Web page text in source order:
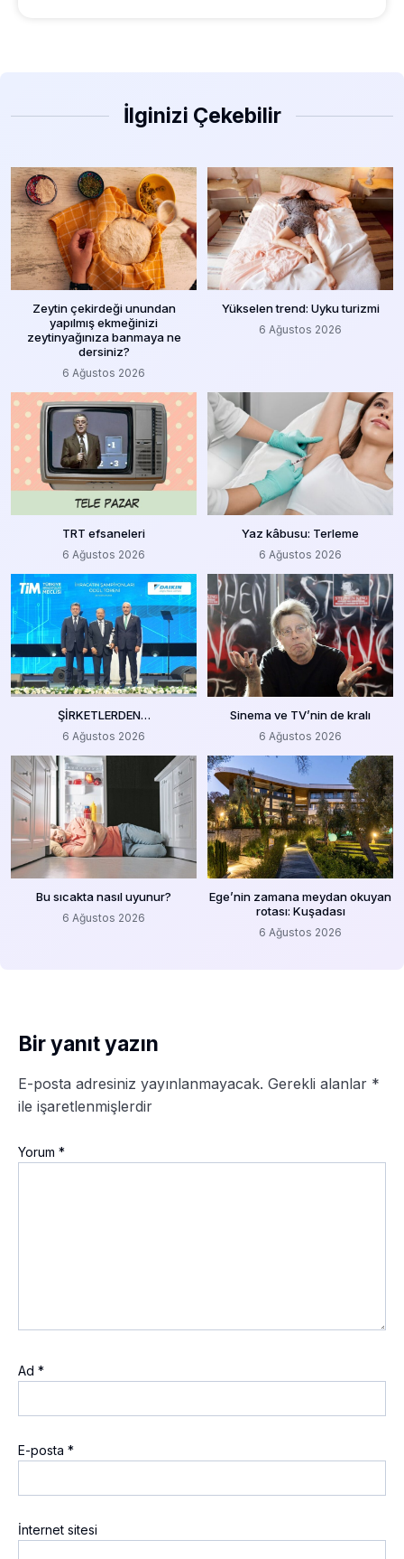
İlginizi Çekebilir
Zeytin çekirdeği unundan
yapılmış ekmeğinizi
zeytinyağınıza banmaya ne
dersiniz?
6 Ağustos 2026
Yükselen trend: Uyku turizmi
6 Ağustos 2026
TRT efsaneleri
6 Ağustos 2026
Yaz kâbusu: Terleme
6 Ağustos 2026
ŞİRKETLERDEN…
6 Ağustos 2026
Sinema ve TV’nin de kralı
6 Ağustos 2026
Bu sıcakta nasıl uyunur?
6 Ağustos 2026
Ege’nin zamana meydan okuyan
rotası: Kuşadası
6 Ağustos 2026
Bir yanıt yazın
E-posta adresiniz yayınlanmayacak. Gerekli alanlar *
ile işaretlenmişlerdir
Yorum *
Ad *
E-posta *
İnternet sitesi